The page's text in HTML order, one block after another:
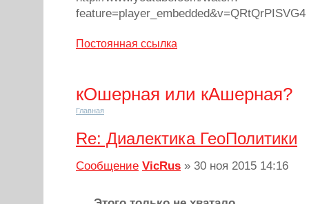
feature=player_embedded&v=QRtQrPISVG4
Постоянная ссылка
кОшерная или кАшерная?
Главная
Re: Диалектика ГеоПолитики
Сообщение VicRus » 30 ноя 2015 14:16